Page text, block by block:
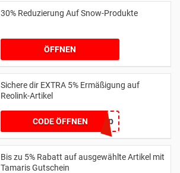
30% Reduzierung Auf Snow-Produkte
ÖFFNEN
Sichere dir EXTRA 5% Ermäßigung auf
Reolink-Artikel
CODE ÖFFNENaw5offeucp
Bis zu 5% Rabatt auf ausgewählte Artikel mit
Tamaris Gutschein